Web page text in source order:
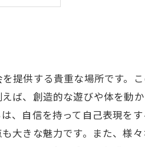
供する貴重な場所です。こ
、創造的な遊びや体を動か
自信を持って自己表現をす
大きな魅力です。また、様